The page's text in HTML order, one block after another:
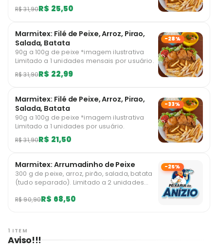
R$ 31,90R$ 25,50
Marmitex: Filé de Peixe, Arroz, Pirao,
Salada, Batata
90g a 100g de peixe *imagem ilustrativa
Limitado a 1 unidades mensais por usuário.
R$ 31,90R$ 22,99
-28%
Marmitex: Filé de Peixe, Arroz, Pirao,
Salada, Batata
90g a 100g de peixe *imagem ilustrativa
Limitado a 1 unidades por usuário.
R$ 31,90R$ 21,50
-33%
Marmitex: Arrumadinho de Peixe
300 g de peixe, arroz, pirão, salada, batata
(tudo separado). Limitado a 2 unidades
R$ 90,90R$ 68,50
-25%
1 ITEM
Aviso!!!